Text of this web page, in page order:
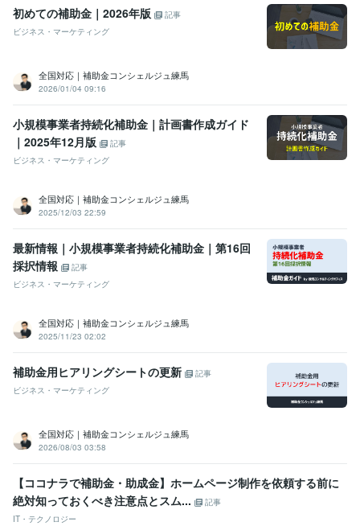
初めての補助金｜2026年版
記事
ビジネス・マーケティング
全国対応｜補助金コンシェルジュ練馬
2026/01/04 09:16
小規模事業者持続化補助金｜計画書作成ガイド
｜2025年12月版
記事
ビジネス・マーケティング
全国対応｜補助金コンシェルジュ練馬
2025/12/03 22:59
最新情報｜小規模事業者持続化補助金｜第16回
採択情報
記事
ビジネス・マーケティング
全国対応｜補助金コンシェルジュ練馬
2025/11/23 02:02
補助金用ヒアリングシートの更新
記事
ビジネス・マーケティング
全国対応｜補助金コンシェルジュ練馬
2026/08/03 03:58
【ココナラで補助金・助成金】ホームページ制作を依頼する前に
絶対知っておくべき注意点とスム...
記事
IT・テクノロジー